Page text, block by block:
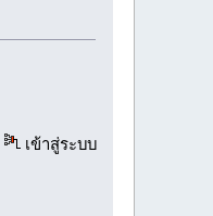
เข้าสู่ระบบ